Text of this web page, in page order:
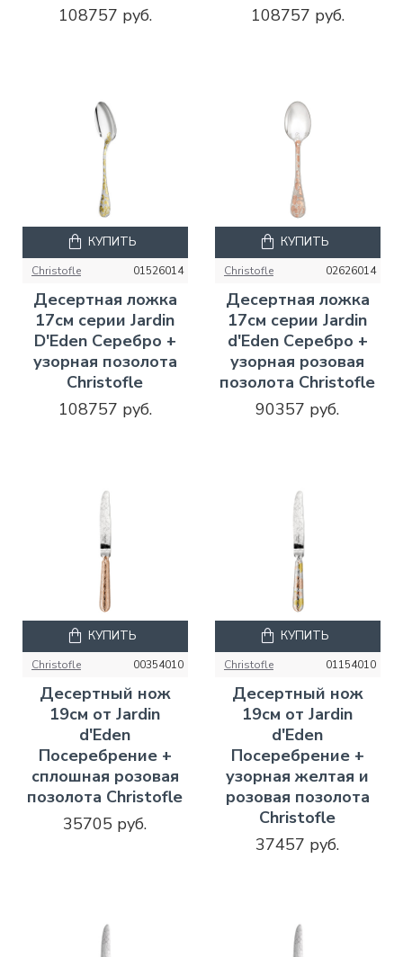
108757 руб.
108757 руб.
Christofle 01526014
Десертная ложка
17см серии Jardin
D'Eden Серебро +
узорная позолота
Christofle
108757 руб.
КУПИТЬ
Christofle 02626014
Десертная ложка
17см серии Jardin
d'Eden Серебро +
узорная розовая
позолота Christofle
90357 руб.
КУПИТЬ
Christofle 00354010
Десертный нож
19см от Jardin
d'Eden
Посеребрение +
сплошная розовая
позолота Christofle
35705 руб.
КУПИТЬ
Christofle 01154010
Десертный нож
19см от Jardin
d'Eden
Посеребрение +
узорная желтая и
розовая позолота
Christofle
37457 руб.
КУПИТЬ